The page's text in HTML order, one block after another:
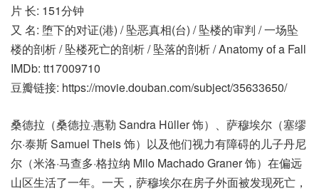
片 长: 151分钟
又 名: 堕下的对证(港) / 坠恶真相(台) / 坠楼的审判 / 一场坠
楼的剖析 / 坠楼死亡的剖析 / 坠落的剖析 / Anatomy of a Fall
IMDb: tt17009710
豆瓣链接: https://movie.douban.com/subject/35633650/
桑德拉（桑德拉·惠勒 Sandra Hüller 饰）、萨穆埃尔（塞缪
尔·泰斯 Samuel Theis 饰）以及他们视力有障碍的儿子丹尼
尔（米洛·马查多·格拉纳 Milo Machado Graner 饰）在偏远
山区生活了一年。一天，萨穆埃尔在房子外面被发现死亡，